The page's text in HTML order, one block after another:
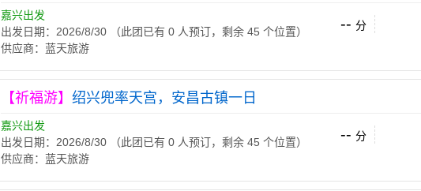
嘉兴出发
出发日期：2026/8/30 （此团已有 0 人预订，剩余 45 个位置）
供应商：蓝天旅游
-- 分
【祈福游】 绍兴兜率天宫，安昌古镇一日
嘉兴出发
出发日期：2026/8/30 （此团已有 0 人预订，剩余 45 个位置）
供应商：蓝天旅游
-- 分